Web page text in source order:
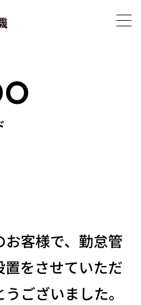
客様で、勤怠管
をさせていただ
ございました。